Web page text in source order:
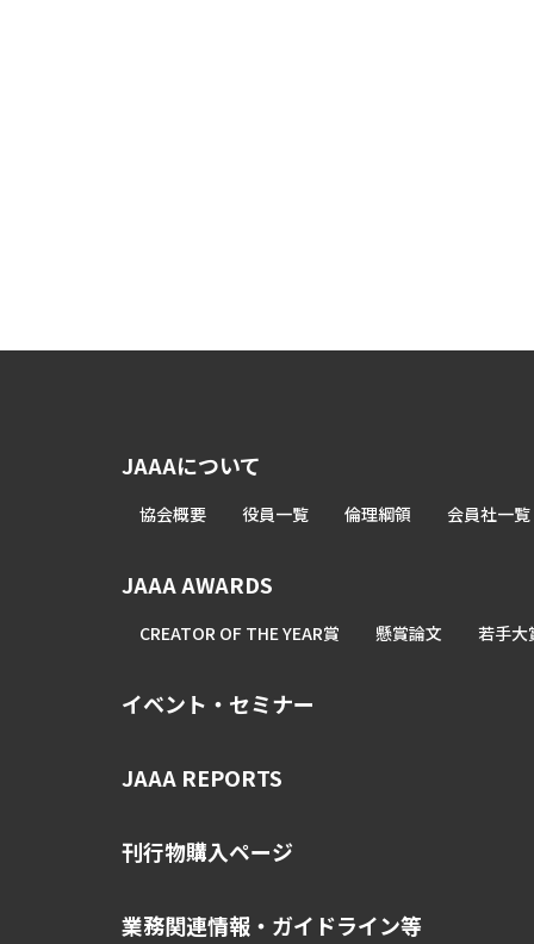
JAAAについて
協会概要 役員一覧 倫理綱領 会員社一覧
JAAA AWARDS
CREATOR OF THE YEAR賞 懸賞論文 若手大
イベント・セミナー
JAAA REPORTS
刊行物購入ページ
業務関連情報・ガイドライン等